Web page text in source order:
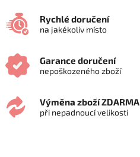
Rychlé doručení
na jakékoliv místo
Garance doručení
nepoškozeného zboží
Výměna zboží ZDARMA
při nepadnoucí velikosti